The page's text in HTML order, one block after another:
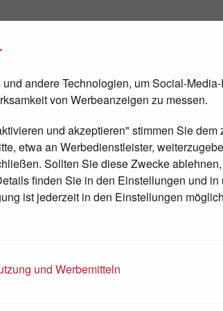
NEWS TAGESCHIRURGIE BESUCH IN
andere Technologien, um Social-
von Werbeanzeigen zu messen.
und akzeptieren" stimmen Sie dem
etwa an Werbedienstleister,
Sollten Sie diese Zwecke
finden Sie in den Einstellungen und in
ist jederzeit in den Einstellungen
und Werbemitteln